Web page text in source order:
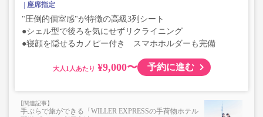
座席指定
"圧倒的個室感"が特徴の高級3列シート
●シェル型で後ろを気にせずリクライニング
●寝顔を隠せるカノピー付き スマホホルダーも完備
大人 ¥9,000〜 予約に進む
手ぶらで旅ができる「WILLER EXPRESSの手荷物ホテル